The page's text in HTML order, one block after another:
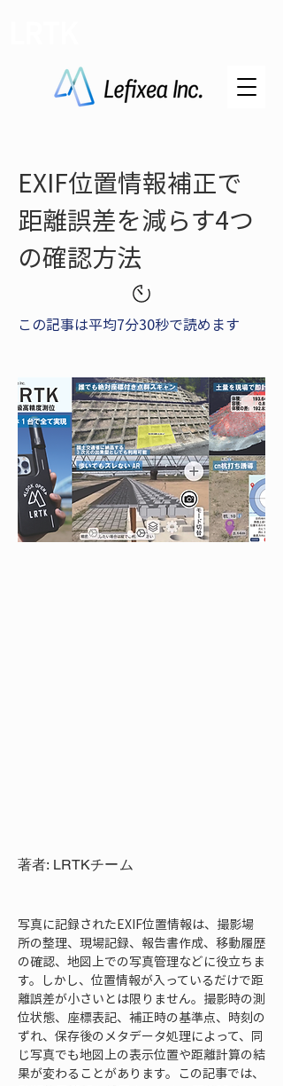
EXIF位置情報補正で
距離誤差を減らす4つ
の確認方法
この記事は平均7分30秒で読めます
著者: LRTKチーム
写真に記録されたEXIF位置情報は、撮影場
所の整理、現場記録、報告書作成、移動履歴
の確認、地図上での写真管理などに役立ちま
す。しかし、位置情報が入っているだけで距
離誤差が小さいとは限りません。撮影時の測
位状態、座標表記、補正時の基準点、時刻の
ずれ、保存後のメタデータ処理によって、同
じ写真でも地図上の表示位置や距離計算の結
果が変わることがあります。この記事では、